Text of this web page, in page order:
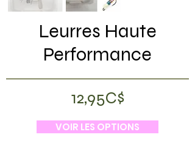
Leurres Haute
Performance
12,95C$
VOIR LES OPTIONS